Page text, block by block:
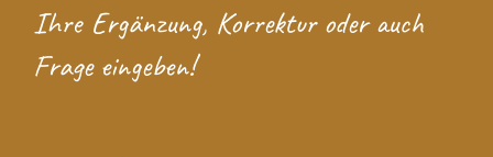
Ihre Ergänzung, Korrektur oder auch
Frage eingeben!